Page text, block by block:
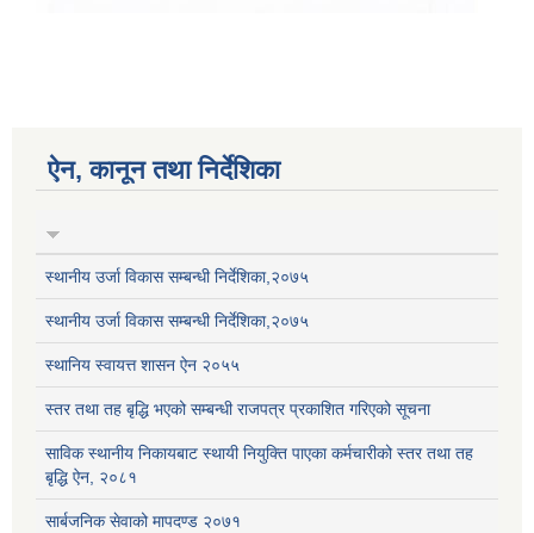
ऐन, कानून तथा निर्देशिका
स्थानीय उर्जा विकास सम्बन्धी निर्देशिका,२०७५
स्थानीय उर्जा विकास सम्बन्धी निर्देशिका,२०७५
स्थानिय स्वायत्त शासन ऐन २०५५
स्तर तथा तह बृद्धि भएको सम्बन्धी राजपत्र प्रकाशित गरिएको सूचना
साविक स्थानीय निकायबाट स्थायी नियुक्ति पाएका कर्मचारीको स्तर तथा तह
बृद्धि ऐन, २०८१
सार्बजनिक सेवाको मापदण्ड २०७१